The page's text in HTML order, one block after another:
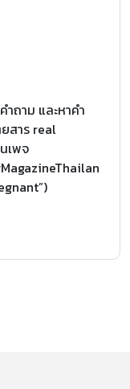
ถาม และหาคำ
สาร real
เพจ
)